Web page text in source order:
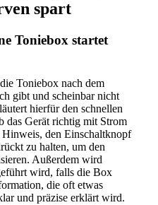
spart
Toniebox startet
Toniebox nach dem
gibt und scheinbar nicht
hierfür den schnellen
das Gerät richtig mit Strom
den Einschaltknopf
zu halten, um den
Außerdem wird
wird, falls die Box
die oft etwas
und präzise erklärt wird.